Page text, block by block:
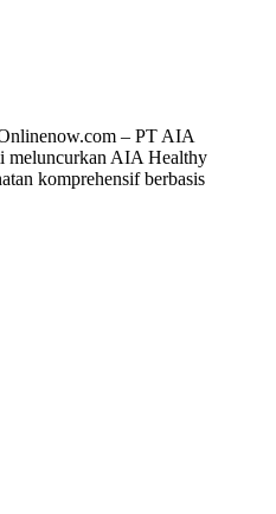
– PT AIA
AIA Healthy
komprehensif berbasis